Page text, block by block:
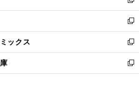
開
く
ウ
で
開
く
ン
ド
ウ
で
開
く
ウ
ィ
ン
ド
ウ
で
開
新
し
い
ウ
ィ
ン
ド
ウ
新
し
い
ウ
ィ
ン
ックス
新
し
い
ウ
新
し